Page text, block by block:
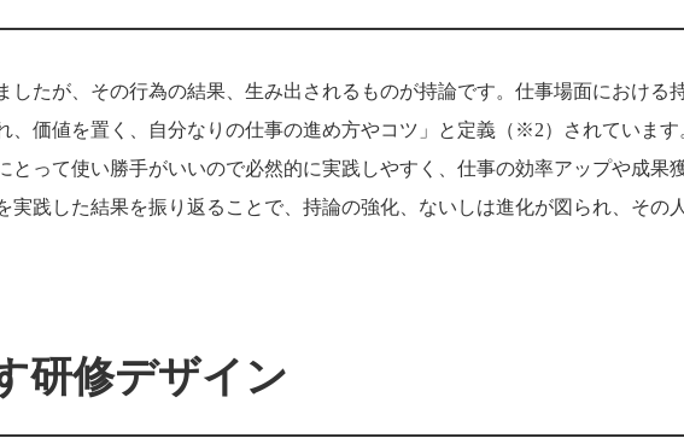
したが、その行為の結果、生み出されるものが持論です。仕事場面における
、価値を置く、自分なりの仕事の進め方やコツ」と定義（※2）されています
って使い勝手がいいので必然的に実践しやすく、仕事の効率アップや成果
実践した結果を振り返ることで、持論の強化、ないしは進化が図られ、その
研修デザイン